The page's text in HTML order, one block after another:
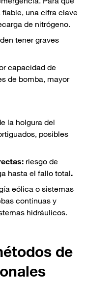
una cifra clave
de nitrógeno.
tener graves
capacidad de
de bomba, mayor
la holgura del
posibles
riesgo de
hasta el fallo total.
eólica o sistemas
continuas y
hidráulicos.
de